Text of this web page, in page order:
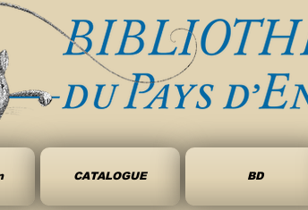
CATALOGUE BD